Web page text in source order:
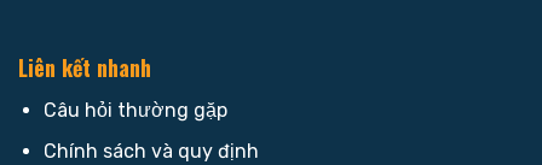
Liên kết nhanh
Câu hỏi thường gặp
Chính sách và quy định